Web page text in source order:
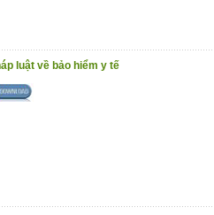
luật về bảo hiểm y tế